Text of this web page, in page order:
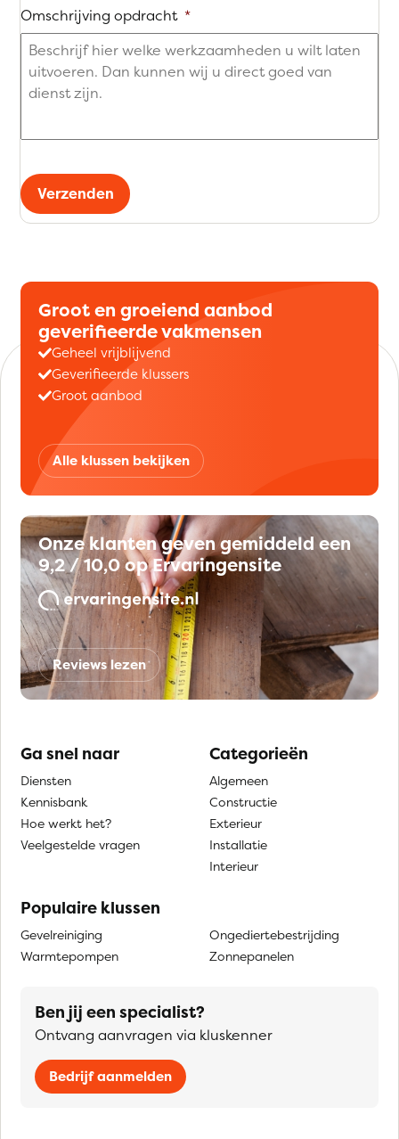
Omschrijving opdracht *
Verzenden
Groot en groeiend aanbod
geverifieerde vakmensen
Geheel vrijblijvend
Geverifieerde klussers
Groot aanbod
Alle klussen bekijken
Onze klanten geven gemiddeld een
9,2 / 10,0 op Ervaringensite
Reviews lezen
Ga snel naar
Diensten
Kennisbank
Hoe werkt het?
Veelgestelde vragen
Categorieën
Algemeen
Constructie
Exterieur
Installatie
Interieur
Populaire klussen
Gevelreiniging
Warmtepompen
Ongediertebestrijding
Zonnepanelen
Ben jij een specialist?
Ontvang aanvragen via kluskenner
Bedrijf aanmelden